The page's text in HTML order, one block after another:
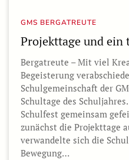
GMS BERGATREUTE
Projekttage und ein
Bergatreute – Mit viel
Begeisterung
Schulgemeinschaft der
Schultage des
Schulfest gemeinsam
zunächst die Projekttage
verwandelte sich die
Bewegung…